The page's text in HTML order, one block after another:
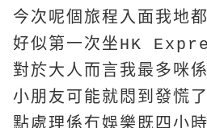
今次呢個旅程入面我地
好似第一次坐HK
對於大人而言我最多咪
小朋友可能就悶到發慌了